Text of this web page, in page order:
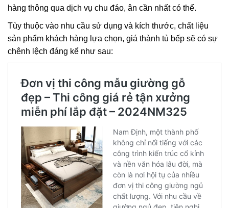
hàng thông qua dịch vụ chu đáo, ân cần nhất có thể.
Tùy thuộc vào nhu cầu sử dụng và kích thước, chất liệu
sản phẩm khách hàng lựa chọn, giá thành tủ bếp sẽ có sự
chênh lệch đáng kể như sau: